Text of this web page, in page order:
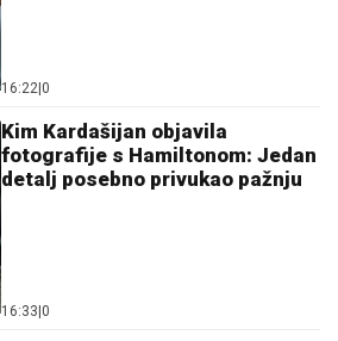
16:22 0
Kim Kardašijan objavila
fotografije s Hamiltonom: Jedan
detalj posebno privukao pažnju
16:33 0